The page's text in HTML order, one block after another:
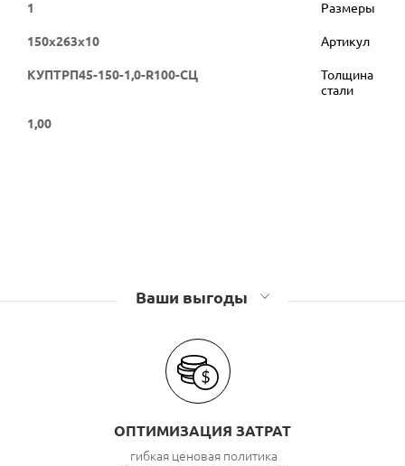
1 Размеры
150х263х10 Артикул
КУПТРП45-150-1,0-R100-СЦ
Толщина
стали
1,00
Ваши выгоды
ОПТИМИЗАЦИЯ ЗАТРАТ
гибкая ценовая политика